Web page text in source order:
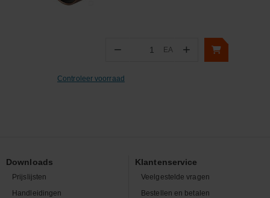
− Aantal
EA +
Controleer voorraad
Downloads
Prijslijsten
Handleidingen
Klantenservice
Veelgestelde vragen
Bestellen en betalen